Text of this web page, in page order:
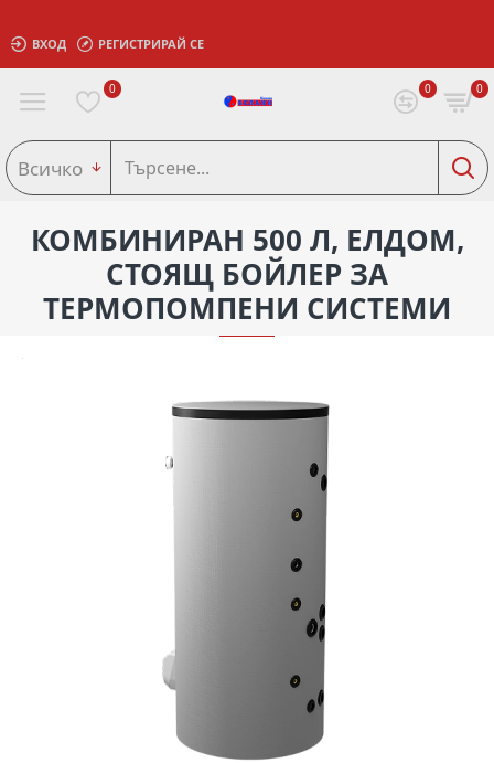
ВХОД РЕГИСТРИРАЙ СЕ
0 0 0
Всичко
КОМБИНИРАН 500 Л, ЕЛДОМ,
СТОЯЩ БОЙЛЕР ЗА
ТЕРМОПОМПЕНИ СИСТЕМИ